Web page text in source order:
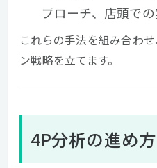
プローチ、店頭で
これらの手法を組み合わ
ン戦略を立てます。
4P分析の進め方